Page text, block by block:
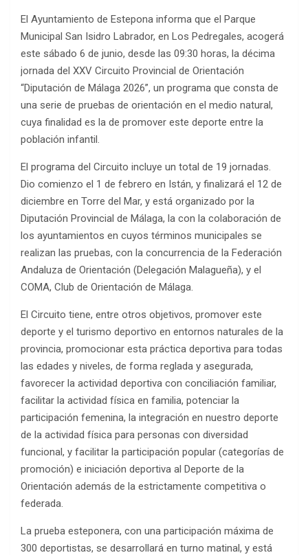
El Ayuntamiento de Estepona informa que el Parque
Municipal San Isidro Labrador, en Los Pedregales, acogerá
este sábado 6 de junio, desde las 09:30 horas, la décima
jornada del XXV Circuito Provincial de Orientación
“Diputación de Málaga 2026”, un programa que consta de
una serie de pruebas de orientación en el medio natural,
cuya finalidad es la de promover este deporte entre la
población infantil.
El programa del Circuito incluye un total de 19 jornadas.
Dio comienzo el 1 de febrero en Istán, y finalizará el 12 de
diciembre en Torre del Mar, y está organizado por la
Diputación Provincial de Málaga, la con la colaboración de
los ayuntamientos en cuyos términos municipales se
realizan las pruebas, con la concurrencia de la Federación
Andaluza de Orientación (Delegación Malagueña), y el
COMA, Club de Orientación de Málaga.
El Circuito tiene, entre otros objetivos, promover este
deporte y el turismo deportivo en entornos naturales de la
provincia, promocionar esta práctica deportiva para todas
las edades y niveles, de forma reglada y asegurada,
favorecer la actividad deportiva con conciliación familiar,
facilitar la actividad física en familia, potenciar la
participación femenina, la integración en nuestro deporte
de la actividad física para personas con diversidad
funcional, y facilitar la participación popular (categorías de
promoción) e iniciación deportiva al Deporte de la
Orientación además de la estrictamente competitiva o
federada.
La prueba esteponera, con una participación máxima de
300 deportistas, se desarrollará en turno matinal, y está